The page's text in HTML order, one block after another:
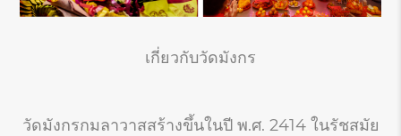
เกี่ยวกับวัดมังกร
วัดมังกรกมลาวาสสร้างขึ้นในปี พ.ศ. 2414 ในรัชสมัย